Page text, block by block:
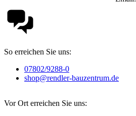
So erreichen Sie uns:
07802/9288-0
shop@rendler-bauzentrum.de
Vor Ort erreichen Sie uns: